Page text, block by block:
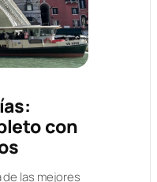
con
de las mejores